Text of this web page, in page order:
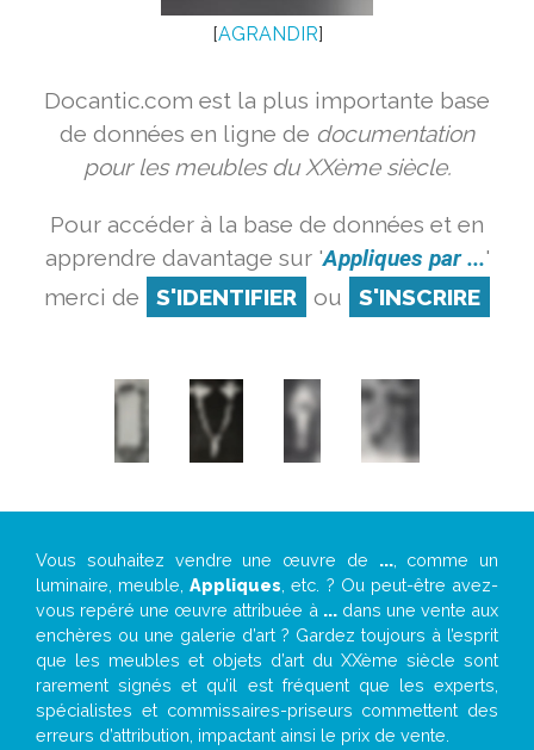
[AGRANDIR]
Docantic.com est la plus importante base
de données en ligne de documentation
pour les meubles du XXème siècle.
Pour accéder à la base de données et en
apprendre davantage sur 'Appliques par ...'
merci de
S'IDENTIFIER ou S'INSCRIRE
Vous souhaitez vendre une œuvre de ..., comme un
luminaire, meuble,Appliques , etc. ? Ou peut-être avez-
vous repéré une œuvre attribuée à ...dans une vente aux
enchères ou une galerie d’art ? Gardez toujours à l’esprit
que les meubles et objets d’art du XXème siècle sont
rarement signés et qu’il est fréquent que les experts,
spécialistes et commissaires-priseurs commettent des
erreurs d’attribution, impactant ainsi le prix de vente.